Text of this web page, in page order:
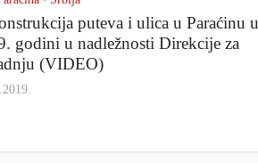
puteva i ulica u Paraćinu u
godini u nadležnosti Direkcije za
(VIDEO)